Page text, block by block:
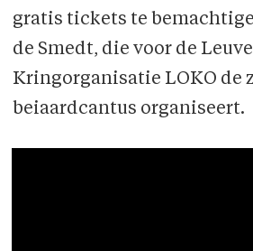
gratis tickets te
de Smedt, die voor de
Kringorganisatie LOKO de
beiaardcantus organiseert.